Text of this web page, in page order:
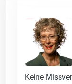
Keine